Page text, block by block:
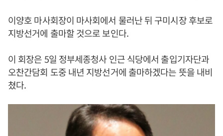
이양호 마사회장이 마사회에서 물러난 뒤 구미시장 후보로
지방선거에 출마할 것으로 보인다.
이 회장은 5일 정부세종청사 인근 식당에서 출입기자단과
오찬간담회 도중 내년 지방선거에 출마하겠다는 뜻을 내비
쳤다.